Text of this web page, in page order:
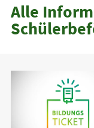
Alle